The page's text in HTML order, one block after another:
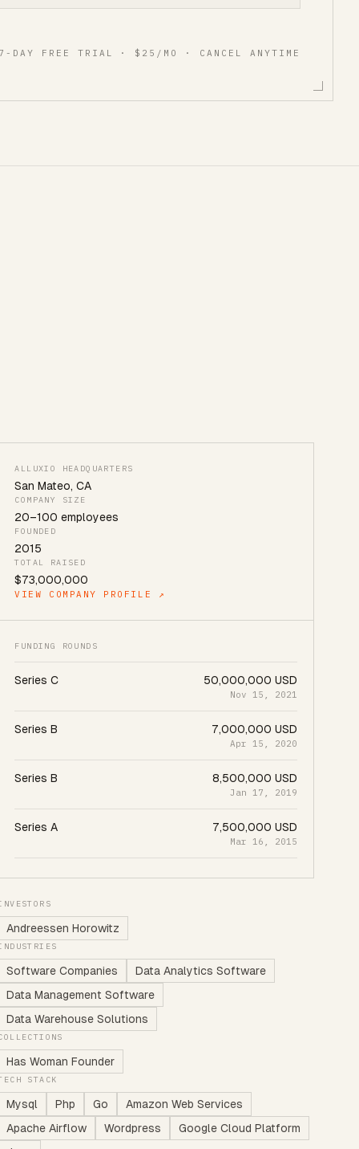
DAY FREE TRIAL · $25/MO · CANCEL ANYTIME
ALLUXIO HEADQUARTERS
San Mateo,CA
COMPANY SIZE
20–100 employees
FOUNDED
2015
TOTAL RAISED
$73,000,000
VIEW COMPANY PROFILE ↗
FUNDING ROUNDS
Series C 50,000,000 USD
Nov 15, 2021
Series B 7,000,000 USD
Apr 15, 2020
Series B 8,500,000 USD
Jan 17, 2019
Series A 7,500,000 USD
Mar 16, 2015
Andreessen Horowitz
Software Companies
Data Analytics Software
Data Management Software
Data Warehouse Solutions
Has Woman Founder
STACK
Mysql Php Go
Amazon Web Services
Apache Airflow
Wordpress
Google Cloud Platform